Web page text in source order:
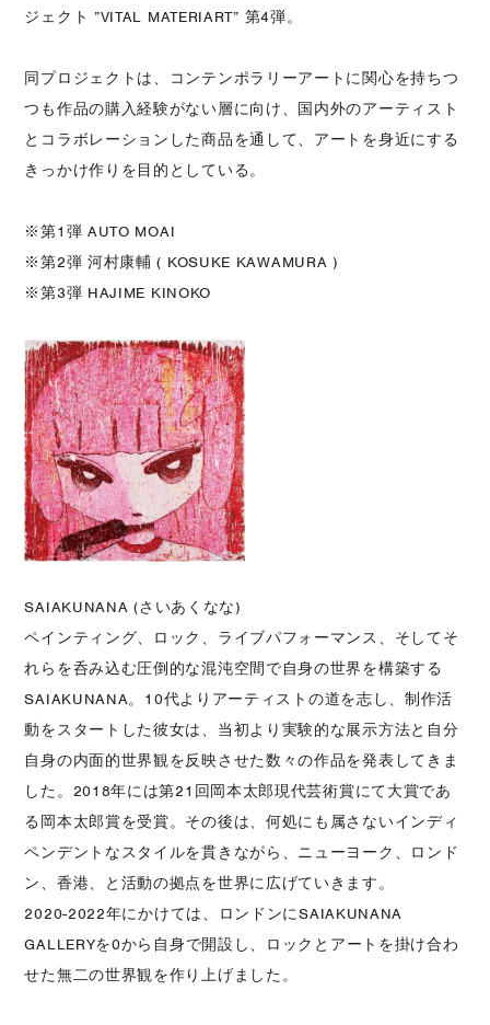
ジェクト ”VITAL MATERIART” 第4弾。
同プロジェクトは、コンテンポラリーアートに関心を持ちつ
つも作品の購入経験がない層に向け、国内外のアーティスト
とコラボレーションした商品を通して、アートを身近にする
きっかけ作りを目的としている。
※第1弾 AUTO MOAI
※第2弾 河村康輔 ( KOSUKE KAWAMURA )
※第3弾 HAJIME KINOKO
SAIAKUNANA (さいあくなな)
ペインティング、ロック、ライブパフォーマンス、そしてそ
れらを呑み込む圧倒的な混沌空間で自身の世界を構築する
SAIAKUNANA。10代よりアーティストの道を志し、制作活
動をスタートした彼女は、当初より実験的な展示方法と自分
自身の内面的世界観を反映させた数々の作品を発表してきま
した。2018年には第21回岡本太郎現代芸術賞にて大賞であ
る岡本太郎賞を受賞。その後は、何処にも属さないインディ
ペンデントなスタイルを貫きながら、ニューヨーク、ロンド
ン、香港、と活動の拠点を世界に広げていきます。
2020-2022年にかけては、ロンドンにSAIAKUNANA
GALLERYを0から自身で開設し、ロックとアートを掛け合わ
せた無二の世界観を作り上げました。